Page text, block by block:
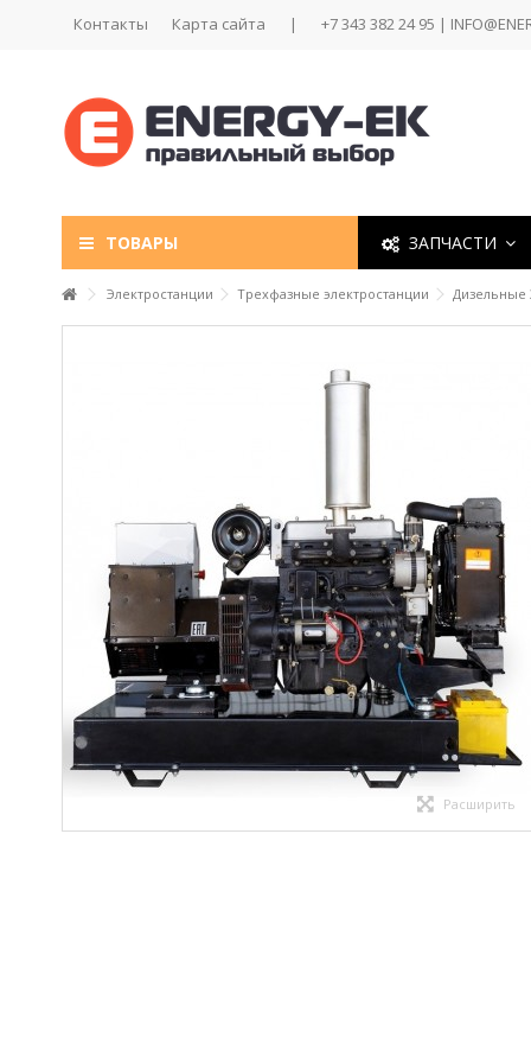
Контакты Карта сайта | +7 343 382 24 95 |
ТОВАРЫ ЗАПЧАСТИ
Электростанции Трехфазные электростанции Дизельные
Расширить